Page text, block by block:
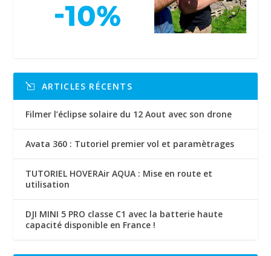
ARTICLES RÉCENTS
Filmer l’éclipse solaire du 12 Aout avec son drone
Avata 360 : Tutoriel premier vol et paramètrages
TUTORIEL HOVERAir AQUA : Mise en route et
utilisation
DJI MINI 5 PRO classe C1 avec la batterie haute
capacité disponible en France !